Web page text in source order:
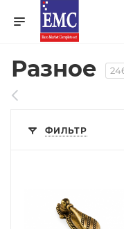
Разное
ФИЛЬТР